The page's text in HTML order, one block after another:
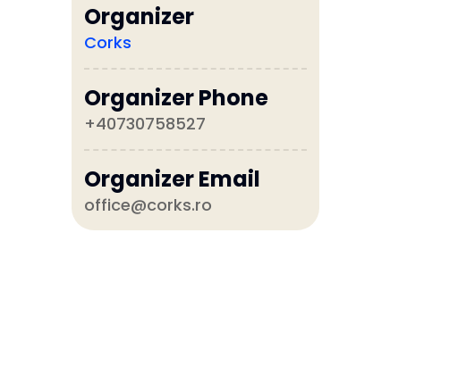
Organizer
Corks
Organizer Phone
+40730758527
Organizer Email
office@corks.ro